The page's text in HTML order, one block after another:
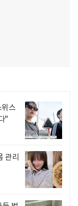
스
"
관리